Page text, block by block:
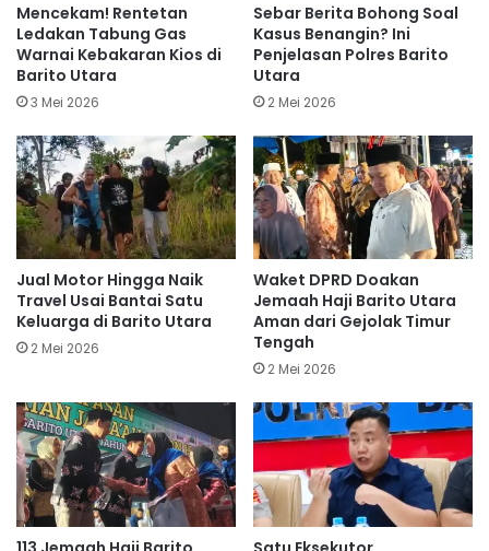
Mencekam! Rentetan
Ledakan Tabung Gas
Warnai Kebakaran Kios di
Barito Utara
3 Mei 2026
Sebar Berita Bohong Soal
Kasus Benangin? Ini
Penjelasan Polres Barito
Utara
2 Mei 2026
Jual Motor Hingga Naik
Travel Usai Bantai Satu
Keluarga di Barito Utara
2 Mei 2026
Waket DPRD Doakan
Jemaah Haji Barito Utara
Aman dari Gejolak Timur
Tengah
2 Mei 2026